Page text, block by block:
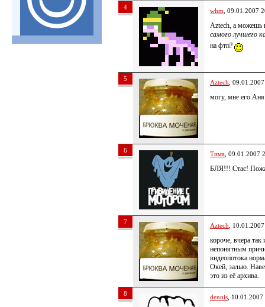
4 whm , 09.01.2007
Aztech, а можешь
самого лучшего
на фтп?
5 Aztech ,
могу, мне его
6 Тима , 09.01.2007
БЛЯ!!! Стас!
7 Aztech ,
короче, вчера
непонятным
видеопотока
Окей, залью.
это из её архива.
8 dennis ,